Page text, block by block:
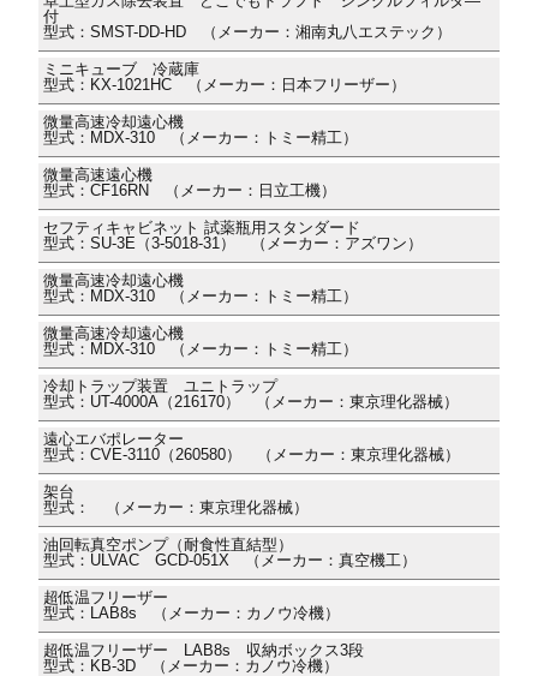
付
型式：SMST-DD-HD （メーカー：湘南丸八エステック）
ミニキューブ 冷蔵庫
型式：KX-1021HC （メーカー：日本フリーザー）
微量高速冷却遠心機
型式：MDX-310 （メーカー：トミー精工）
微量高速遠心機
型式：CF16RN （メーカー：日立工機）
セフティキャビネット 試薬瓶用スタンダード
型式：SU-3E（3-5018-31） （メーカー：アズワン）
微量高速冷却遠心機
型式：MDX-310 （メーカー：トミー精工）
微量高速冷却遠心機
型式：MDX-310 （メーカー：トミー精工）
冷却トラップ装置 ユニトラップ
型式：UT-4000A（216170） （メーカー：東京理化器械）
遠心エバポレーター
型式：CVE-3110（260580） （メーカー：東京理化器械）
架台
型式： （メーカー：東京理化器械）
油回転真空ポンプ（耐食性直結型）
型式：ULVAC GCD-051X （メーカー：真空機工）
超低温フリーザー
型式：LAB8s （メーカー：カノウ冷機）
超低温フリーザー LAB8s 収納ボックス3段
型式：KB-3D （メーカー：カノウ冷機）